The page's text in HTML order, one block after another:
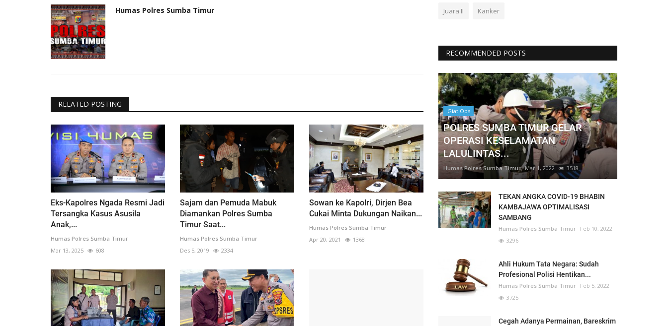
Humas Polres Sumba Timur
RELATED POSTING
Eks-Kapolres Ngada Resmi Jadi
Tersangka Kasus Asusila
Anak,...
Humas Polres Sumba Timur
Mar 13, 2025
608
Sajam dan Pemuda Mabuk
Diamankan Polres Sumba
Timur Saat...
Humas Polres Sumba Timur
Des 5, 2019
2334
Sowan ke Kapolri, Dirjen Bea
Cukai Minta Dukungan Naikan...
Humas Polres Sumba Timur
Apr 20, 2021
1368
Juara II Kanker
RECOMMENDED POSTS
Giat Ops
POLRES SUMBA TIMUR GELAR
OPERASI KESELAMATAN
LALULINTAS...
Humas Polres Sumba Timur Mar 1, 2022 3518
TEKAN ANGKA COVID-19 BHABIN
KAMBAJAWA OPTIMALISASI
SAMBANG
Humas Polres Sumba Timur Feb 10, 2022
3296
Ahli Hukum Tata Negara: Sudah
Profesional Polisi Hentikan...
Humas Polres Sumba Timur Feb 5, 2022
3725
Cegah Adanya Permainan, Bareskrim